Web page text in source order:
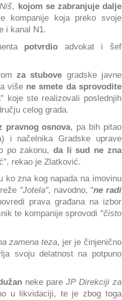
,
kojom se zabranjuje dalje
kompanije koja preko svoje
i kanal N1.
potvrdio advokat i šef
za stubove gradske javne
više ne smete da sprovodite
koje ste realizovali poslednjih
celog grada.
pravnog osnova, pa bih pitao
i načelnika Gradske uprave
po zakonu, da li sud ne zna
rekao je Zlatković.
ko zna kog napada na imovinu
"Jotela", navodno, "ne radi
prava građana na izbor
te kompanije sprovodi "čisto
zamena teza, jer je činjenično
svoju delatnost na potpuno
neke pareJP Direkciji za
u likvidaciji, te je zbog toga